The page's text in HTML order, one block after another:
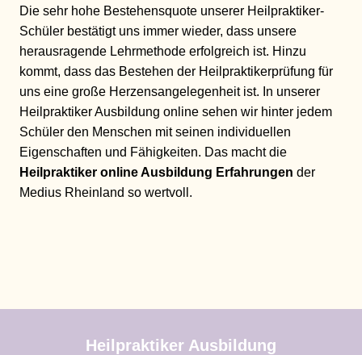
Die sehr hohe Bestehensquote unserer Heilpraktiker-
Schüler bestätigt uns immer wieder, dass unsere
herausragende Lehrmethode erfolgreich ist. Hinzu
kommt, dass das Bestehen der Heilpraktikerprüfung für
uns eine große Herzensangelegenheit ist. In unserer
Heilpraktiker Ausbildung online sehen wir hinter jedem
Schüler den Menschen mit seinen individuellen
Eigenschaften und Fähigkeiten. Das macht die
Heilpraktiker online Ausbildung Erfahrungen der
Medius Rheinland so wertvoll.
Heilpraktiker Ausbildung